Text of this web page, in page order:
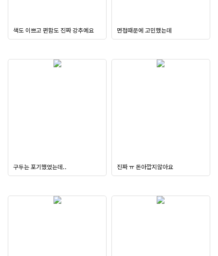
색도 이쁘고 편함도 진짜 강추예요 면접때문에 고민했는데
구두는 포기했었는데.. 진짜 ㅠ 돈아깝지않아요